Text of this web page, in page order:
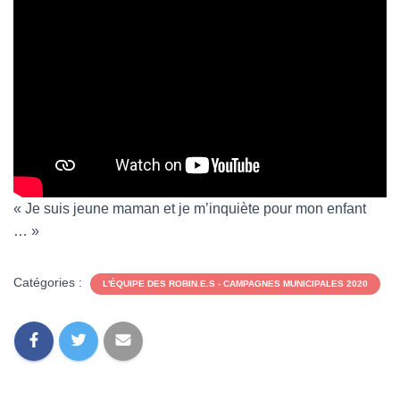
« Je suis jeune maman et je m’inquiète pour mon enfant
… »
Catégories : L'ÉQUIPE DES ROBIN.E.S - CAMPAGNES MUNICIPALES 2020